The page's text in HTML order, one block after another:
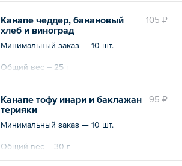
105 ₽
Канапе чеддер, банановый
хлеб и виноград
Минимальный заказ — 10 шт.
Общий вес – 25 г
95 ₽
Канапе тофу инари и баклажан
терияки
Минимальный заказ — 10 шт.
Общий вес – 30 г